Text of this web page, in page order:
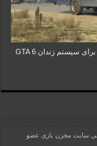
ماد جدید GTA 5 درخواست طرفداران برای سیستم زندان GTA 6
سایت مخزن بازی عضو